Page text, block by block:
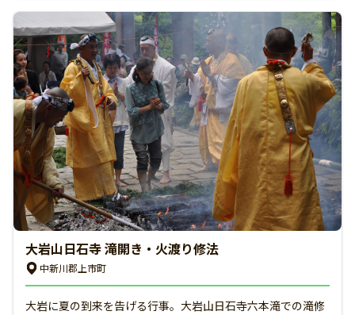
大岩山日石寺 滝開き・火渡り修法
中新川郡上市町
大岩に夏の到来を告げる行事。大岩山日石寺六本滝での滝修